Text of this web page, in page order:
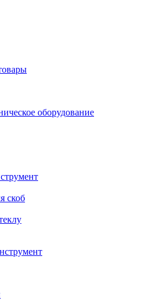
оборудование
скоб